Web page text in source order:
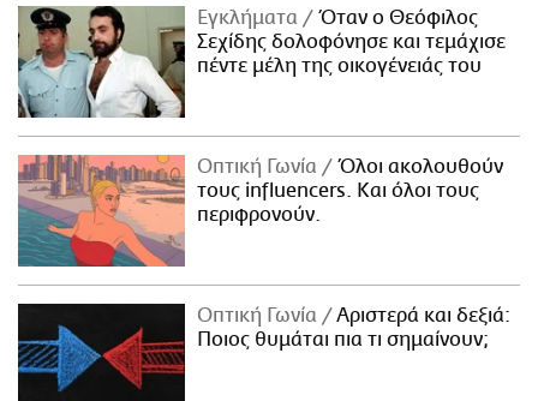
Εγκλήματα
Όταν ο Θεόφιλος
Σεχίδης δολοφόνησε και τεμάχισε
πέντε μέλη της οικογένειάς του
Οπτική Γωνία
Όλοι ακολουθούν
τους influencers. Και όλοι τους
περιφρονούν.
Οπτική Γωνία
Αριστερά και δεξιά:
Ποιος θυμάται πια τι σημαίνουν;